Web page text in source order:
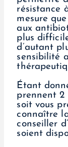
résistance
mesure
aux
plus
d’autant
sensibilité
Étant
prennent 2
soit vous
connaître
conseiller
soient